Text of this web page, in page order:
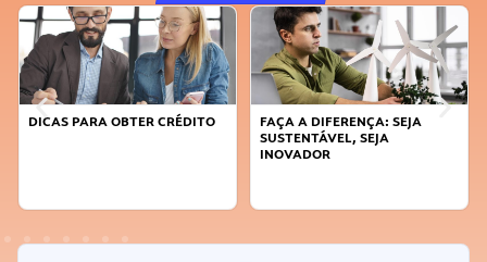
DICAS PARA OBTER CRÉDITO
FAÇA A DIFERENÇA: SEJA
SUSTENTÁVEL, SEJA
INOVADOR